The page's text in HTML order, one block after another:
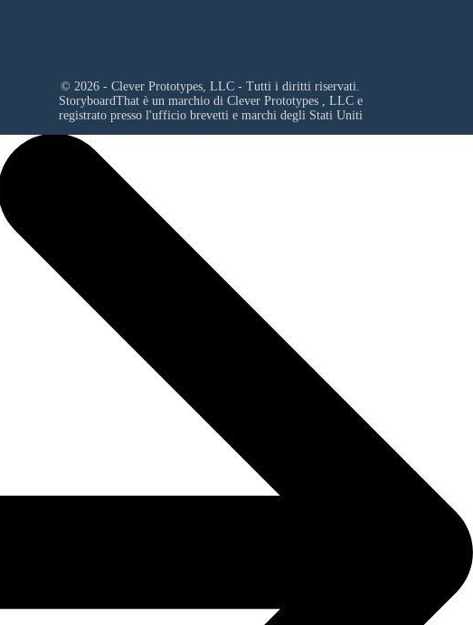
© 2026 - Clever Prototypes, LLC - Tutti i diritti riservati.
StoryboardThat è un marchio di Clever Prototypes , LLCe
registrato presso l'ufficio brevetti e marchi degli Stati Uniti